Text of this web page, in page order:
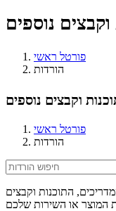
נוספים
פורטל ראשי
הורדות
וקבצים נוספים
פורטל ראשי
הורדות
התוכנות וקבצים